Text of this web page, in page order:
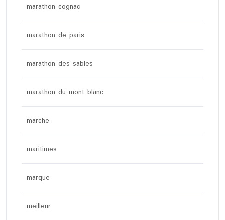
marathon cognac
marathon de paris
marathon des sables
marathon du mont blanc
marche
maritimes
marque
meilleur